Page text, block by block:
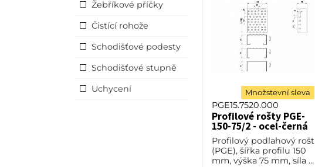
Žebříkové příčky
Čistící rohože
Schodišťové podesty
Schodišťové stupně
Uchycení
Množstevní sleva
PGE15.7520.000
Profilové rošty PGE-
150-75/2 - ocel-černá
Profilový podlahový rošt
(PGE), šířka profilu 150
mm, výška 75 mm, síla 2